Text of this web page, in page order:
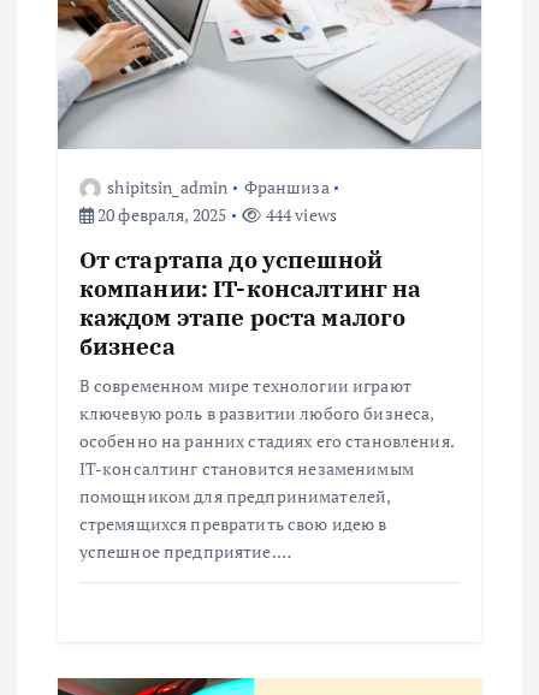
я
п
о
shipitsin_admin
Франшиза
20 февраля, 2025
444 views
От стартапа до успешной
компании: IT-консалтинг на
каждом этапе роста малого
бизнеса
В современном мире технологии играют
ключевую роль в развитии любого бизнеса,
особенно на ранних стадиях его становления.
IT-консалтинг становится незаменимым
помощником для предпринимателей,
стремящихся превратить свою идею в
успешное предприятие.…